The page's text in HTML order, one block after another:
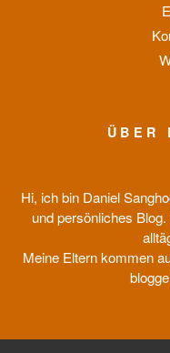
ÜBER
Hi, ich bin Daniel
und persönliches
Meine Eltern kommen